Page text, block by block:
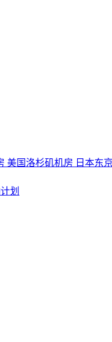
美国洛杉矶机房 日本东
划